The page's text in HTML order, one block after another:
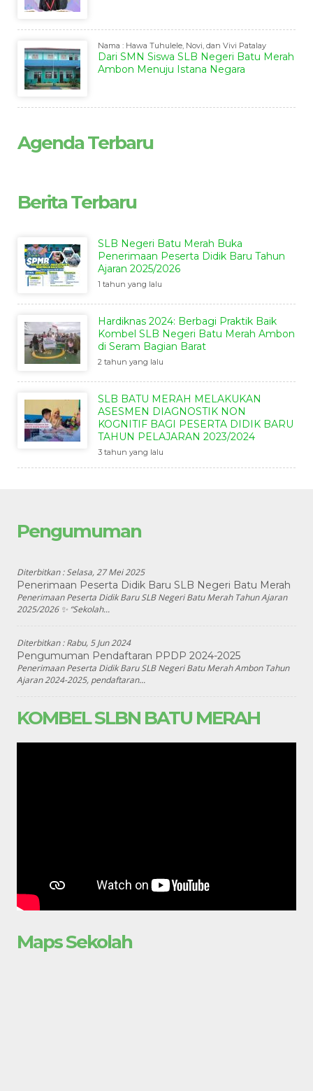
Nama : Hawa Tuhulele, Novi, dan Vivi Patalay
Dari SMN Siswa SLB Negeri Batu Merah
Ambon Menuju Istana Negara
Agenda Terbaru
Berita Terbaru
SLB Negeri Batu Merah Buka
Penerimaan Peserta Didik Baru Tahun
Ajaran 2025/2026
1 tahun yang lalu
Hardiknas 2024: Berbagi Praktik Baik
Kombel SLB Negeri Batu Merah Ambon
di Seram Bagian Barat
2 tahun yang lalu
SLB BATU MERAH MELAKUKAN
ASESMEN DIAGNOSTIK NON
KOGNITIF BAGI PESERTA DIDIK BARU
TAHUN PELAJARAN 2023/2024
3 tahun yang lalu
Pengumuman
Diterbitkan :Selasa, 27 Mei 2025
Penerimaan Peserta Didik Baru SLB Negeri Batu Merah
Penerimaan Peserta Didik Baru SLB Negeri Batu Merah Tahun Ajaran
2025/2026 ✨ “Sekolah...
Diterbitkan :Rabu, 5 Jun 2024
Pengumuman Pendaftaran PPDP 2024-2025
Penerimaan Peserta Didik Baru SLB Negeri Batu Merah Ambon Tahun
Ajaran 2024-2025, pendaftaran...
KOMBEL SLBN BATU MERAH
Maps Sekolah